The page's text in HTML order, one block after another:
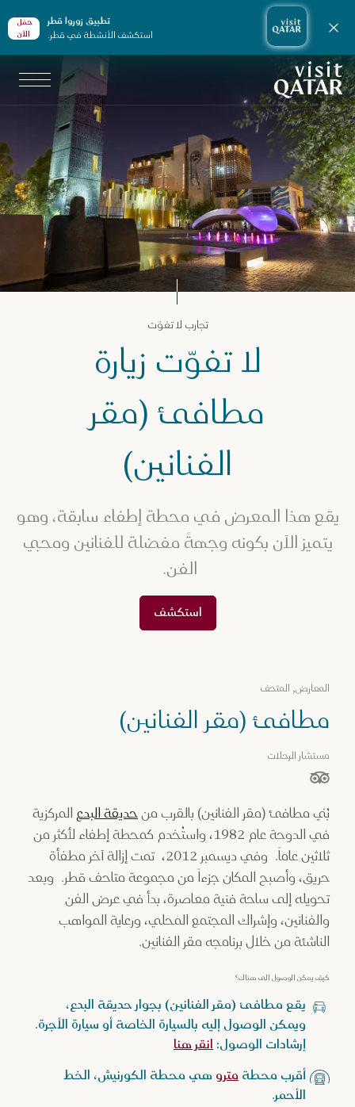
تطبيق زوروا قطر
استكشف الأنشطة في قطر.
حمّل
الأن
إغلاق الإشعارات
الصفحة الرئيسية لموقع VisitQatar
تجارب لا تفوّت
لا تفوّت زيارة
مطافئ (مقر
الفنانين)
يقع هذا المعرض في محطة إطفاء سابقة، وهو
يتميز الآن بكونه وجهةً مفضلة للفنانين ومحبي
الفن.
استكشف
المعارض, المتحف
مطافئ (مقر الفنانين)
مستشار الرحلات
نجوم من أصل 5 نجوم بناءً على
بُني مطافئ (مقر الفنانين) بالقرب منحديقة البدع المركزية
في الدوحة عام 1982، واستُخدم كمحطة إطفاء لأكثر من
ثلاثين عاماً. وفي ديسمبر 2012، تمت إزالة آخر مطفأة
حريق، وأصبح المكان جزءاً من مجموعة متاحف قطر. وبعد
تحويله إلى ساحة فنية معاصرة، بدأ في عرض الفن
والفنانين، وإشراك المجتمع المحلي، ورعاية المواهب
الناشئة من خلال برنامجه مقر الفنانين.
كيف يمكن الوصول إلى هناك؟
يقع مطافئ (مقر الفنانين) بجوار حديقة البدع،
ويمكن الوصول إليه بالسيارة الخاصة أو سيارة الأجرة.
إرشادات الوصول: انقر هنا
أقرب محطة مترو هي محطة الكورنيش، الخط
الأحمر.